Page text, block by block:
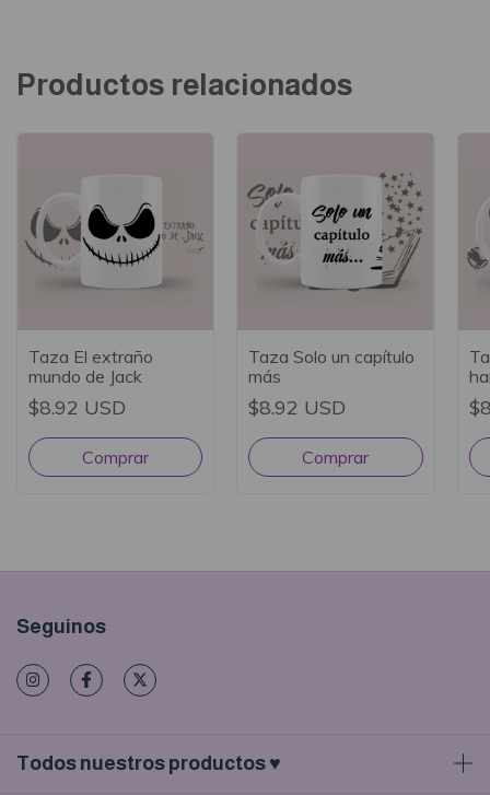
Productos relacionados
Taza El extraño
mundo de Jack
$8.92 USD
Taza Solo un capítulo
más
$8.92 USD
Seguinos
Todos nuestros productos ♥